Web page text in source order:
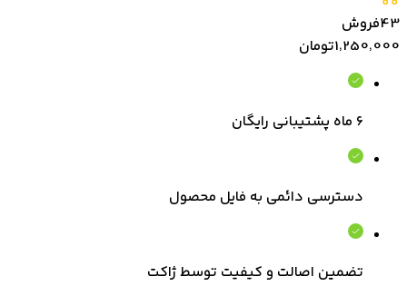
43فروش
1٬250٬000تومان
۶ ماه پشتیبانی رایگان
دسترسی دائمی به فایل محصول
تضمین اصالت و کیفیت توسط ژاکت